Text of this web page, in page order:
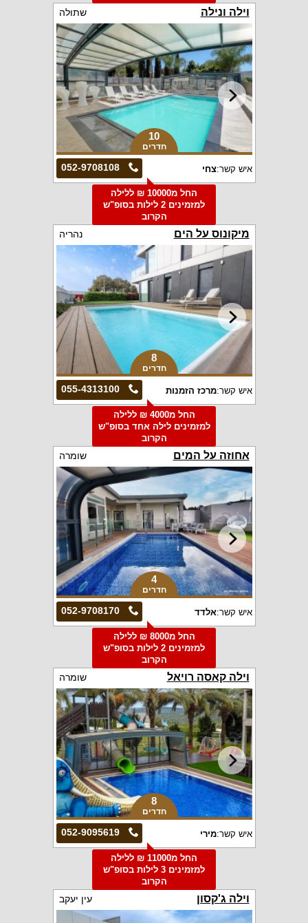
וילה ונילה שתולה
10
חדרים
052-9708108 איש קשר:צחי
החל מ10000 ₪ ללילה
למזמינים 2 לילות בסופ"ש
הקרוב
מיקונוס על הים נהריה
8
חדרים
055-4313100 איש קשר:מרכז הזמנות
החל מ4000 ₪ ללילה
למזמינים לילה אחד בסופ"ש
הקרוב
אחוזה על המים שומרה
4
חדרים
052-9708170 איש קשר:אלדד
החל מ8000 ₪ ללילה
למזמינים 2 לילות בסופ"ש
הקרוב
וילה קאסה רויאל שומרה
8
חדרים
052-9095619 איש קשר:מירי
החל מ11000 ₪ ללילה
למזמינים 3 לילות בסופ"ש
הקרוב
וילה ג'קסון עין יעקב